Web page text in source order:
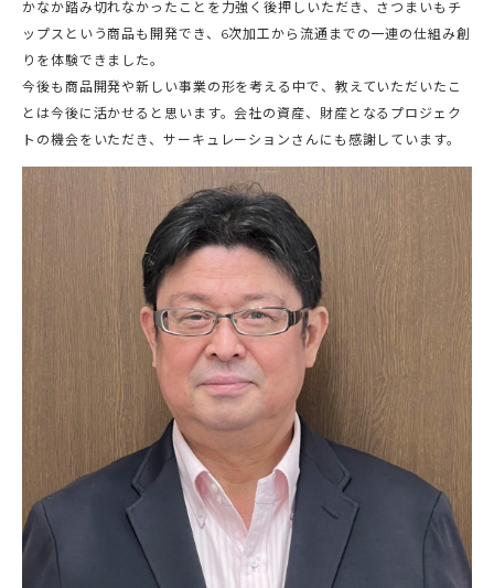
かなか踏み切れなかったことを力強く後押しいただき、さつまいもチ
ップスという商品も開発でき、6次加工から流通までの一連の仕組み創
りを体験できました。
今後も商品開発や新しい事業の形を考える中で、教えていただいたこ
とは今後に活かせると思います。会社の資産、財産となるプロジェク
トの機会をいただき、サーキュレーションさんにも感謝しています。